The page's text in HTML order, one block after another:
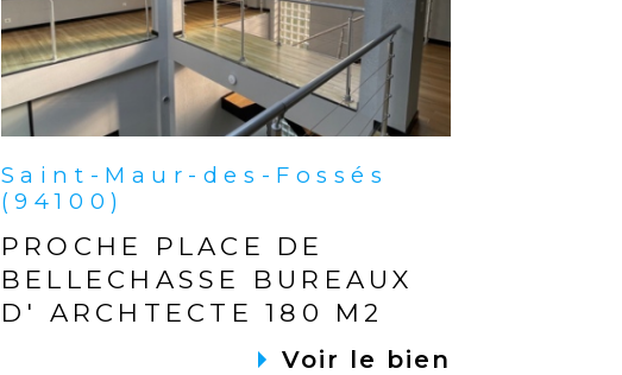
Saint-Maur-des-Fossés
(94100)
PROCHE PLACE DE
BELLECHASSE BUREAUX
D' ARCHTECTE 180 M2
Voir le bien